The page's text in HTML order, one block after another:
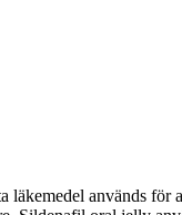
används för